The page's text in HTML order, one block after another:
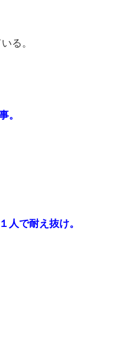
る。
。
人で耐え抜け。